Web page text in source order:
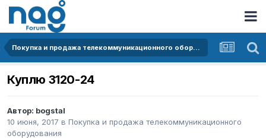
Покупка и продажа телекоммуникационного оборудования
Куплю 3120-24
Автор: bogstal
10 июня, 2017 в Покупка и продажа телекоммуникационного
оборудования